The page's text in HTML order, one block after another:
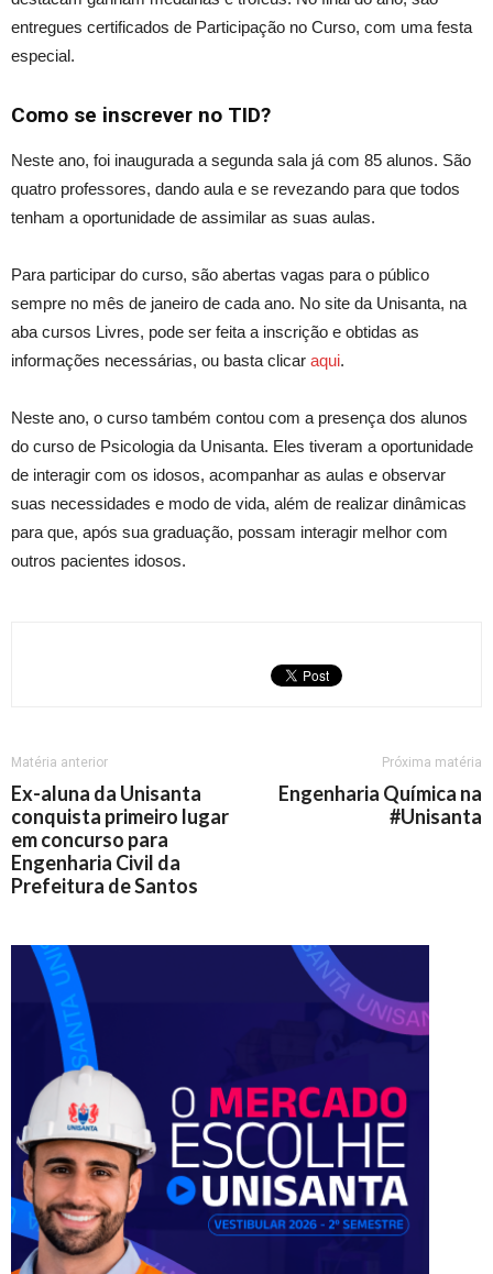
entregues certificados de Participação no Curso, com uma festa
especial.
Como se inscrever no TID?
Neste ano, foi inaugurada a segunda sala já com 85 alunos. São
quatro professores, dando aula e se revezando para que todos
tenham a oportunidade de assimilar as suas aulas.
Para participar do curso, são abertas vagas para o público
sempre no mês de janeiro de cada ano. No site da Unisanta, na
aba cursos Livres, pode ser feita a inscrição e obtidas as
informações necessárias, ou basta clicar aqui.
Neste ano, o curso também contou com a presença dos alunos
do curso de Psicologia da Unisanta. Eles tiveram a oportunidade
de interagir com os idosos, acompanhar as aulas e observar
suas necessidades e modo de vida, além de realizar dinâmicas
para que, após sua graduação, possam interagir melhor com
outros pacientes idosos.
Matéria anterior
Ex-aluna da Unisanta
conquista primeiro lugar
em concurso para
Engenharia Civil da
Prefeitura de Santos
Próxima matéria
Engenharia Química na
#Unisanta